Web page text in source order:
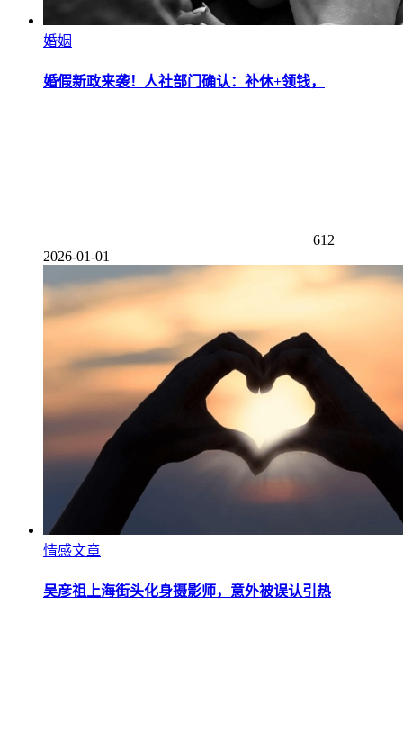
婚姻
婚假新政来袭！人社部门确认：补休+领钱，
612
2026-01-01
情感文章
吴彦祖上海街头化身摄影师，意外被误认引热